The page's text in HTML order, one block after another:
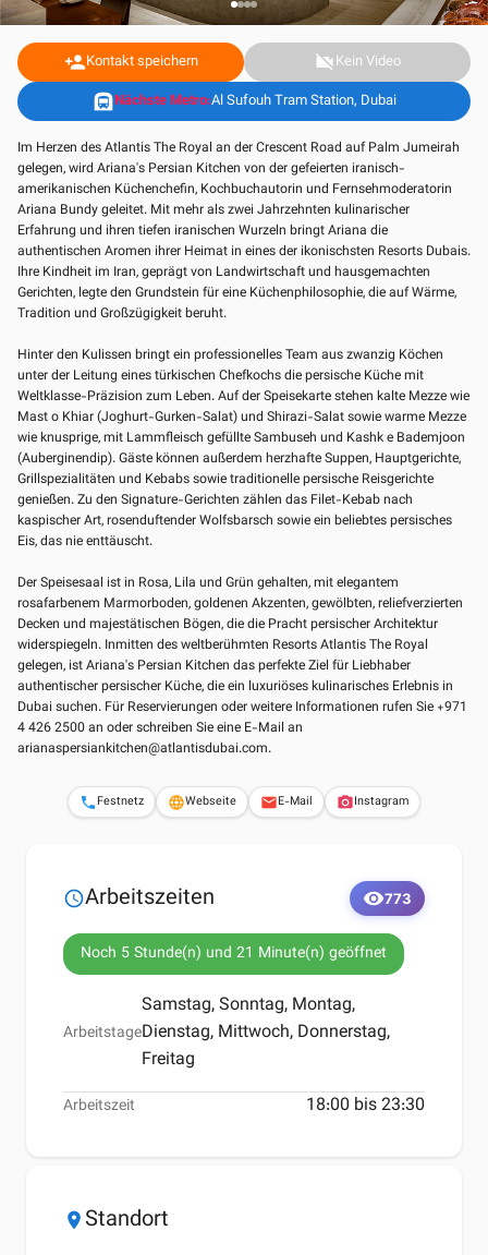
person_addKontakt speichern videocam_offKein Video
subwayNächste Metro:Al Sufouh Tram Station, Dubai
Im Herzen des Atlantis The Royal an der Crescent Road auf Palm Jumeirah
gelegen, wird Ariana's Persian Kitchen von der gefeierten iranisch-
amerikanischen Küchenchefin, Kochbuchautorin und Fernsehmoderatorin
Ariana Bundy geleitet. Mit mehr als zwei Jahrzehnten kulinarischer
Erfahrung und ihren tiefen iranischen Wurzeln bringt Ariana die
authentischen Aromen ihrer Heimat in eines der ikonischsten Resorts Dubais.
Ihre Kindheit im Iran, geprägt von Landwirtschaft und hausgemachten
Gerichten, legte den Grundstein für eine Küchenphilosophie, die auf Wärme,
Tradition und Großzügigkeit beruht.
Hinter den Kulissen bringt ein professionelles Team aus zwanzig Köchen
unter der Leitung eines türkischen Chefkochs die persische Küche mit
Weltklasse-Präzision zum Leben. Auf der Speisekarte stehen kalte Mezze wie
Mast o Khiar (Joghurt-Gurken-Salat) und Shirazi-Salat sowie warme Mezze
wie knusprige, mit Lammfleisch gefüllte Sambuseh und Kashk e Bademjoon
(Auberginendip). Gäste können außerdem herzhafte Suppen, Hauptgerichte,
Grillspezialitäten und Kebabs sowie traditionelle persische Reisgerichte
genießen. Zu den Signature-Gerichten zählen das Filet-Kebab nach
kaspischer Art, rosenduftender Wolfsbarsch sowie ein beliebtes persisches
Eis, das nie enttäuscht.
Der Speisesaal ist in Rosa, Lila und Grün gehalten, mit elegantem
rosafarbenem Marmorboden, goldenen Akzenten, gewölbten, reliefverzierten
Decken und majestätischen Bögen, die die Pracht persischer Architektur
widerspiegeln. Inmitten des weltberühmten Resorts Atlantis The Royal
gelegen, ist Ariana's Persian Kitchen das perfekte Ziel für Liebhaber
authentischer persischer Küche, die ein luxuriöses kulinarisches Erlebnis in
Dubai suchen. Für Reservierungen oder weitere Informationen rufen Sie +971
4 426 2500 an oder schreiben Sie eine E-Mail an
arianaspersiankitchen@atlantisdubai.com.
phoneFestnetz languageWebseite emailE-Mail photo_cameraInstagram
scheduleArbeitszeiten visibility773
Noch 5 Stunde(n) und 21 Minute(n) geöffnet
Arbeitstage
Samstag, Sonntag, Montag,
Dienstag, Mittwoch, Donnerstag,
Freitag
Arbeitszeit 18:00 bis 23:30
location_on Standort